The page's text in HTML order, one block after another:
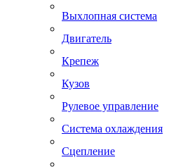
Выхлопная система
Двигатель
Крепеж
Кузов
Рулевое управление
Система охлаждения
Сцепление